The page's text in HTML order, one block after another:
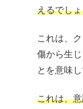
えるでし
これは、
傷から生
とを意味し
これは、